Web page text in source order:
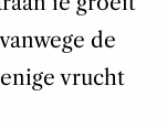
de
vrucht